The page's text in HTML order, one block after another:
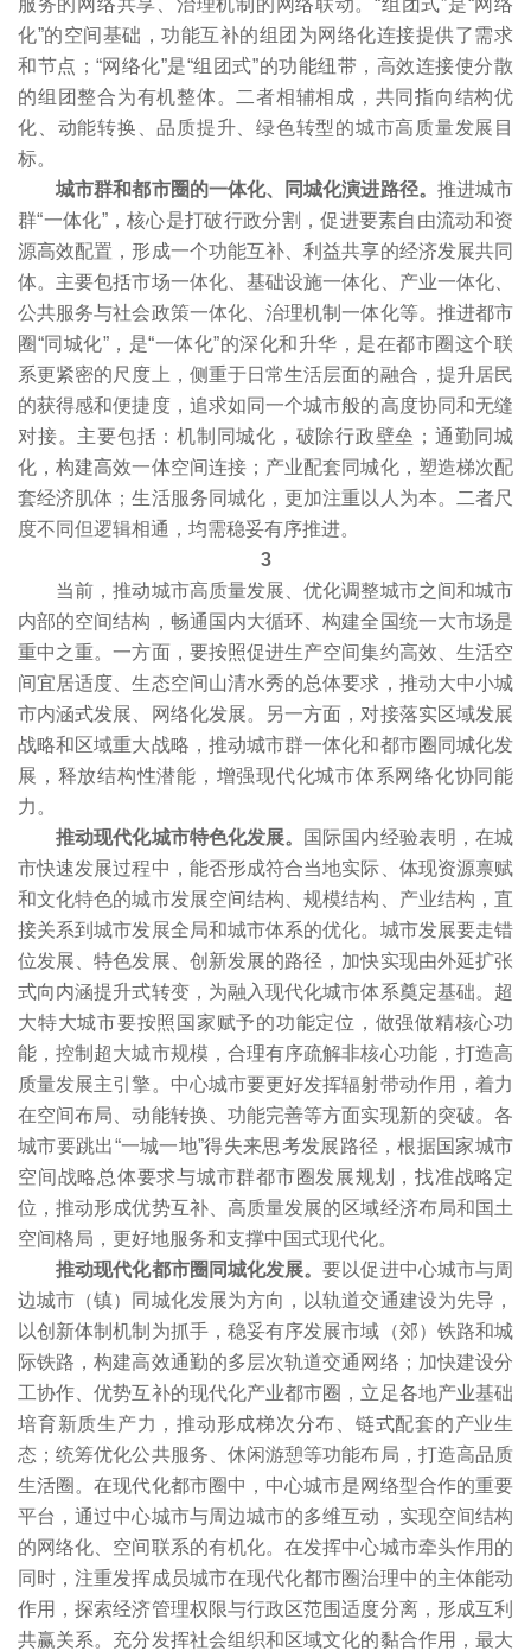
服务的网络共享、治理机制的网络联动。“组团式”是“网络
化”的空间基础，功能互补的组团为网络化连接提供了需求
和节点；“网络化”是“组团式”的功能纽带，高效连接使分散
的组团整合为有机整体。二者相辅相成，共同指向结构优
化、动能转换、品质提升、绿色转型的城市高质量发展目
标。
城市群和都市圈的一体化、同城化演进路径。 推进城市
群“一体化”，核心是打破行政分割，促进要素自由流动和资
源高效配置，形成一个功能互补、利益共享的经济发展共同
体。主要包括市场一体化、基础设施一体化、产业一体化、
公共服务与社会政策一体化、治理机制一体化等。推进都市
圈“同城化”，是“一体化”的深化和升华，是在都市圈这个联
系更紧密的尺度上，侧重于日常生活层面的融合，提升居民
的获得感和便捷度，追求如同一个城市般的高度协同和无缝
对接。主要包括：机制同城化，破除行政壁垒；通勤同城
化，构建高效一体空间连接；产业配套同城化，塑造梯次配
套经济肌体；生活服务同城化，更加注重以人为本。二者尺
度不同但逻辑相通，均需稳妥有序推进。
3
当前，推动城市高质量发展、优化调整城市之间和城市
内部的空间结构，畅通国内大循环、构建全国统一大市场是
重中之重。一方面，要按照促进生产空间集约高效、生活空
间宜居适度、生态空间山清水秀的总体要求，推动大中小城
市内涵式发展、网络化发展。另一方面，对接落实区域发展
战略和区域重大战略，推动城市群一体化和都市圈同城化发
展，释放结构性潜能，增强现代化城市体系网络化协同能
力。
推动现代化城市特色化发展。
国际国内经验表明，在城
市快速发展过程中，能否形成符合当地实际、体现资源禀赋
和文化特色的城市发展空间结构、规模结构、产业结构，直
接关系到城市发展全局和城市体系的优化。城市发展要走错
位发展、特色发展、创新发展的路径，加快实现由外延扩张
式向内涵提升式转变，为融入现代化城市体系奠定基础。超
大特大城市要按照国家赋予的功能定位，做强做精核心功
能，控制超大城市规模，合理有序疏解非核心功能，打造高
质量发展主引擎。中心城市要更好发挥辐射带动作用，着力
在空间布局、动能转换、功能完善等方面实现新的突破。各
城市要跳出“一城一地”得失来思考发展路径，根据国家城市
空间战略总体要求与城市群都市圈发展规划，找准战略定
位，推动形成优势互补、高质量发展的区域经济布局和国土
空间格局，更好地服务和支撑中国式现代化。
推动现代化都市圈同城化发展。要以促进中心城市与周
边城市（镇）同城化发展为方向，以轨道交通建设为先导，
以创新体制机制为抓手，稳妥有序发展市域（郊）铁路和城
际铁路，构建高效通勤的多层次轨道交通网络；加快建设分
工协作、优势互补的现代化产业都市圈，立足各地产业基础
培育新质生产力，推动形成梯次分布、链式配套的产业生
态；统筹优化公共服务、休闲游憩等功能布局，打造高品质
生活圈。在现代化都市圈中，中心城市是网络型合作的重要
平台，通过中心城市与周边城市的多维互动，实现空间结构
的网络化、空间联系的有机化。在发挥中心城市牵头作用的
同时，注重发挥成员城市在现代化都市圈治理中的主体能动
作用，探索经济管理权限与行政区范围适度分离，形成互利
共赢关系。充分发挥社会组织和区域文化的黏合作用，最大